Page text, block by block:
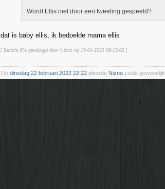
Wordt Ellis niet door een tweeling gespeeld?
dat is baby ellis, ik bedoelde mama ellis
[ Bericht 6% gewijzigd door Nizno op 15-04-2023 09:17:02 ]
Op dinsdag 22 februari 2022 22:22 pleurde Nizno zoals